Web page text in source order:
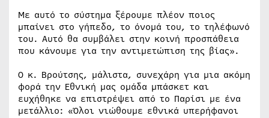
Με αυτό το σύστημα ξέρουμε πλέον ποιος
μπαίνει στο γήπεδο, το όνομά του, το τηλέφωνό
του. Αυτό θα συμβάλει στην κοινή προσπάθεια
που κάνουμε για την αντιμετώπιση της βίας».
Ο κ. Βρούτσης, μάλιστα, συνεχάρη για μια ακόμη
φορά την Εθνική μας ομάδα μπάσκετ και
ευχήθηκε να επιστρέψει από το Παρίσι με ένα
μετάλλιο: «Όλοι νιώθουμε εθνικά υπερήφανοι